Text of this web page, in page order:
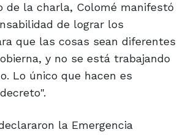
de la charla, Colomé manifestó
de lograr los
que las cosas sean diferentes
y no se está trabajando
Lo único que hacen es
la Emergencia